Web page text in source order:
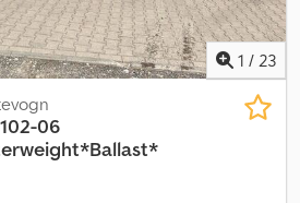
1 / 23
06